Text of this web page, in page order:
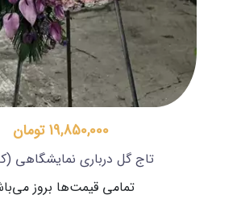
19,850,000 تومان
تاج گل درباری نمایشگاهی
تمامی قیمت‌ها بروز